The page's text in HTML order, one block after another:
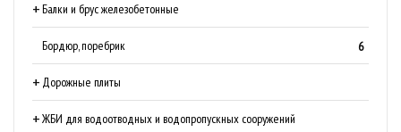
Балки и брус железобетонные
Бордюр, поребрик 6
Дорожные плиты
ЖБИ для водоотводных и водопропускных сооружений